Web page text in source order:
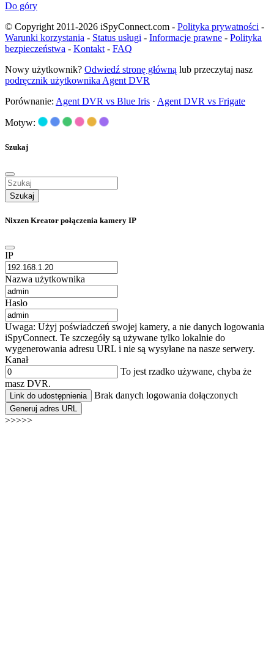
Do góry
© Copyright 2011-2026 iSpyConnect.com - Polityka prywatności -
Warunki korzystania - Status usługi - Informacje prawne - Polityka
bezpieczeństwa - Kontakt - FAQ
Nowy użytkownik? Odwiedź stronę główną lub przeczytaj nasz
podręcznik użytkownika Agent DVR
Porównanie: Agent DVR vs Blue Iris · Agent DVR vs Frigate
Motyw:
Szukaj
Szukaj
Nixzen Kreator połączenia kamery IP
IP
Nazwa użytkownika
Hasło
Uwaga: Użyj poświadczeń swojej kamery, a nie danych logowania
iSpyConnect. Te szczegóły są używane tylko lokalnie do
wygenerowania adresu URL i nie są wysyłane na nasze serwery.
Kanał
To jest rzadko używane, chyba że
masz DVR.
Link do udostępnienia Brak danych logowania dołączonych
Generuj adres URL
>>>>>